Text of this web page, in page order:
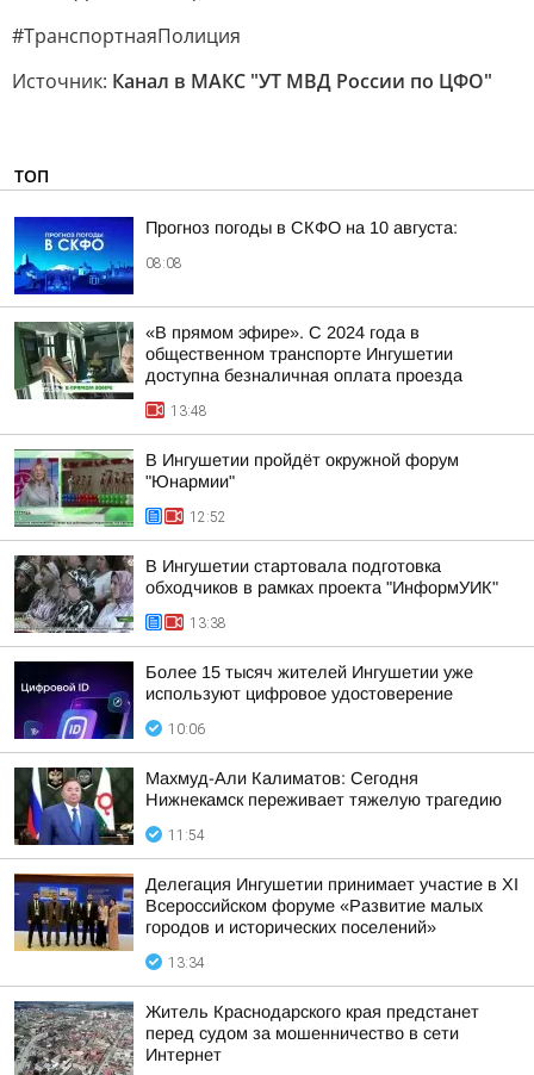
#ТранспортнаяПолиция
Источник: Канал в МАКС "УТ МВД России по ЦФО"
ТОП
Прогноз погоды в СКФО на 10 августа:
08:08
«В прямом эфире». С 2024 года в
общественном транспорте Ингушетии
доступна безналичная оплата проезда
13:48
В Ингушетии пройдёт окружной форум
"Юнармии"
12:52
В Ингушетии стартовала подготовка
обходчиков в рамках проекта "ИнформУИК"
13:38
Более 15 тысяч жителей Ингушетии уже
используют цифровое удостоверение
10:06
Махмуд-Али Калиматов: Сегодня
Нижнекамск переживает тяжелую трагедию
11:54
Делегация Ингушетии принимает участие в XI
Всероссийском форуме «Развитие малых
городов и исторических поселений»
13:34
Житель Краснодарского края предстанет
перед судом за мошенничество в сети
Интернет